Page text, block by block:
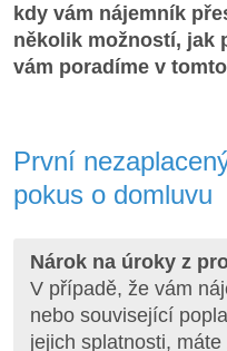
kdy vám nájemník
několik možností, jak
vám poradíme v
První
pokus o domluvu
Nárok na úroky z
V případě, že vám
nebo související
jejich splatnosti,